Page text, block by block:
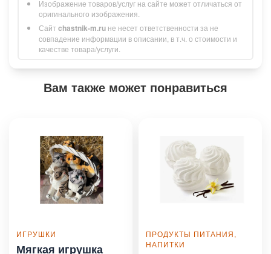
Изображение товаров/услуг на сайте может отличаться от
оригинального изображения.
Сайт chastnik-m.ru не несет ответственности за не
совпадение информации в описании, в т.ч. о стоимости и
качестве товара/услуги.
Вам также может понравиться
ИГРУШКИ
Мягкая игрушка
ПРОДУКТЫ ПИТАНИЯ,
НАПИТКИ